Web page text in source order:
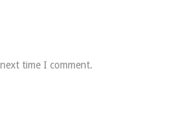
time I comment.